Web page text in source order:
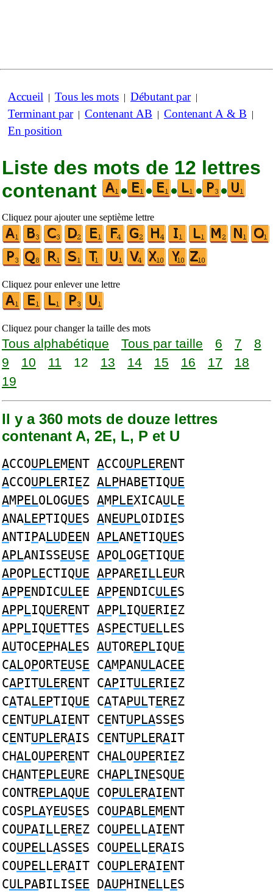
Accueil | Tous les mots | Débutant par|
Terminant par| Contenant AB | Contenant A & B |
En position
Liste des mots de 12 lettres
contenant
• • • • •
Cliquez pour ajouter une septième lettre
Cliquez pour enlever une lettre
Cliquez pour changer la taille des mots
Tous alphabétique Tous par taille 6 7
8
9
10 11 12 13 14 15 16 17
18
19
Il y a 360 mots de douze lettres
contenant A, 2E, L, P et U
ACCOUPLEMENT ACCOUPLERENT
ACCOUPLERIEZ ALPHABETIQUE
AMPELOLOGUES AMPLEXICAULE
ANALEPTIQUES ANEUPLOIDIES
ANTIPALUDEEN APLANETIQUES
APLANISSEUSE APOLOGETIQUE
APOPLECTIQUE APPAREILLEUR
APPENDICULEE APPENDICULES
APPLIQUERENT APPLIQUERIEZ
APPLIQUETTES ASPECTUELLES
AUTOCEPHALES AUTOREPLIQUE
CALOPORTEUSE CAMPANULACEE
CAPITULERENT CAPITULERIEZ
CATALEPTIQUE CATAPULTEREZ
CENTUPLAIENT CENTUPLASSES
CENTUPLERAIS CENTUPLERAIT
CHALOUPERENT CHALOUPERIEZ
CHANTEPLEURE CHAPLINESQUE
CONTREPLAQUE COPULERAIENT
COSPLAYEUSES COUPABLEMENT
COUPAILLEREZ COUPELLAIENT
COUPELLASSES COUPELLERAIS
COUPELLERAIT COUPLERAIENT
CULPABILISEE DAUPHINELLES